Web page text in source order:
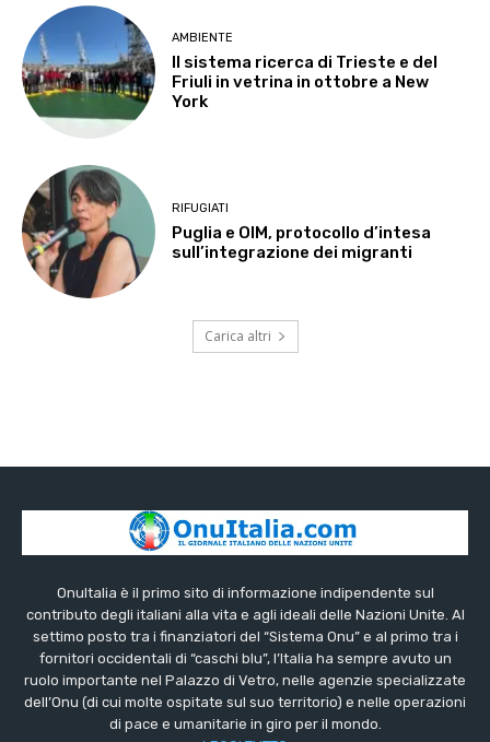
AMBIENTE
Il sistema ricerca di Trieste e del
Friuli in vetrina in ottobre a New
York
RIFUGIATI
Puglia e OIM, protocollo d’intesa
sull’integrazione dei migranti
Carica altri
OnuItalia è il primo sito di informazione indipendente sul
contributo degli italiani alla vita e agli ideali delle Nazioni Unite. Al
settimo posto tra i finanziatori del “Sistema Onu” e al primo tra i
fornitori occidentali di “caschi blu”, l’Italia ha sempre avuto un
ruolo importante nel Palazzo di Vetro, nelle agenzie specializzate
dell’Onu (di cui molte ospitate sul suo territorio) e nelle operazioni
di pace e umanitarie in giro per il mondo.